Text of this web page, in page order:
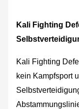
Kali Fighting
Kali Fighting
kein Kampfsport